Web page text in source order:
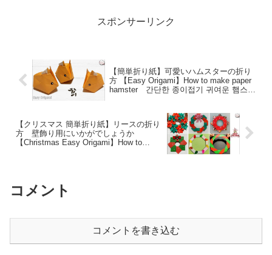
スポンサーリンク
【簡単折り紙】可愛いハムスターの折り
方 【Easy Origami】How to make paper
hamster 간단한 종이접기 귀여운 햄스타
【クリスマス 簡単折り紙】リースの折り
方 壁飾り用にいかがでしょうか
【Christmas Easy Origami】How to
コメント
コメントを書き込む